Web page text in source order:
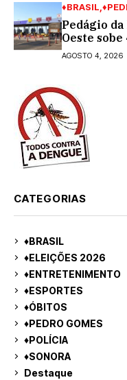
♦BRASIL
Pedágio
Oeste sobe
10,70 a
AGOSTO 4, 2026
CATEGORIAS
♦BRASIL
♦ELEIÇÕES 2026
♦ENTRETENIMENTO
♦ESPORTES
♦ÓBITOS
♦PEDRO GOMES
♦POLÍCIA
♦SONORA
Destaque